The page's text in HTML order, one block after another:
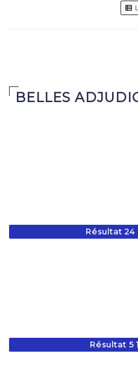
BELLES
Résultat 24
Résultat 5